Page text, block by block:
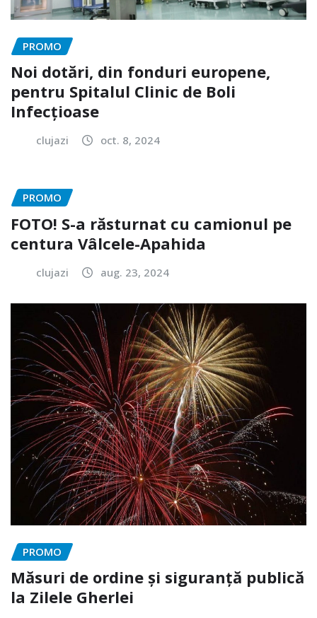
PROMO
Noi dotări, din fonduri europene,
pentru Spitalul Clinic de Boli
Infecțioase
clujazi oct. 8, 2024
PROMO
FOTO! S-a răsturnat cu camionul pe
centura Vâlcele-Apahida
clujazi aug. 23, 2024
PROMO
Măsuri de ordine și siguranță publică
la Zilele Gherlei